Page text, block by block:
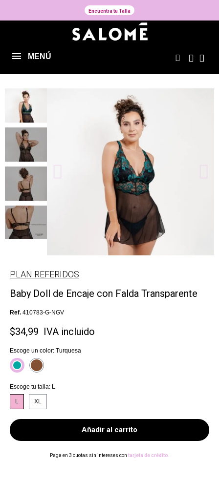
Encuentra tu Talla
MENÚ
PLAN REFERIDOS
Baby Doll de Encaje con Falda Transparente
Ref. 410783-G-NGV
$34,99 IVA incluido
Escoge un color Turquesa
Escoge tu talla L
L XL
Añadir al carrito
Paga en 3 cuotas sin intereses con tarjeta de crédito.